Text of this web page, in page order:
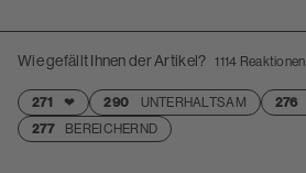
Wie gefällt Ihnen der Artikel? 1114 Reaktionen
271 ❤ 290 UNTERHALTSAM 276
277
BEREICHERND